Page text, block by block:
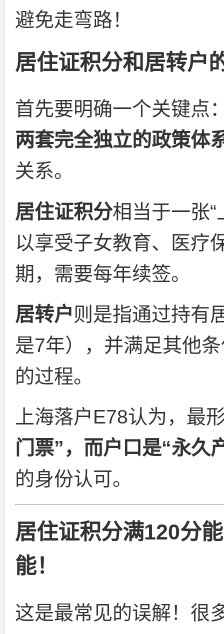
避免走弯路！
居住证积分和居转户
首先要明确一个关键点
两套完全独立的政策体
关系。
居住证积分相当于一张
以享受子女教育、医疗
期，需要每年续签。
居转户则是指通过持有
是7年），并满足其他
的过程。
上海落户E78认为，最
门票”，而户口是“永久
的身份认可。
居住证积分满120分
能！
这是最常见的误解！很